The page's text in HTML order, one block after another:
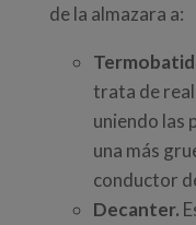
de la almazara a:
trata de
uniendo las
una más
conductor
Decanter.